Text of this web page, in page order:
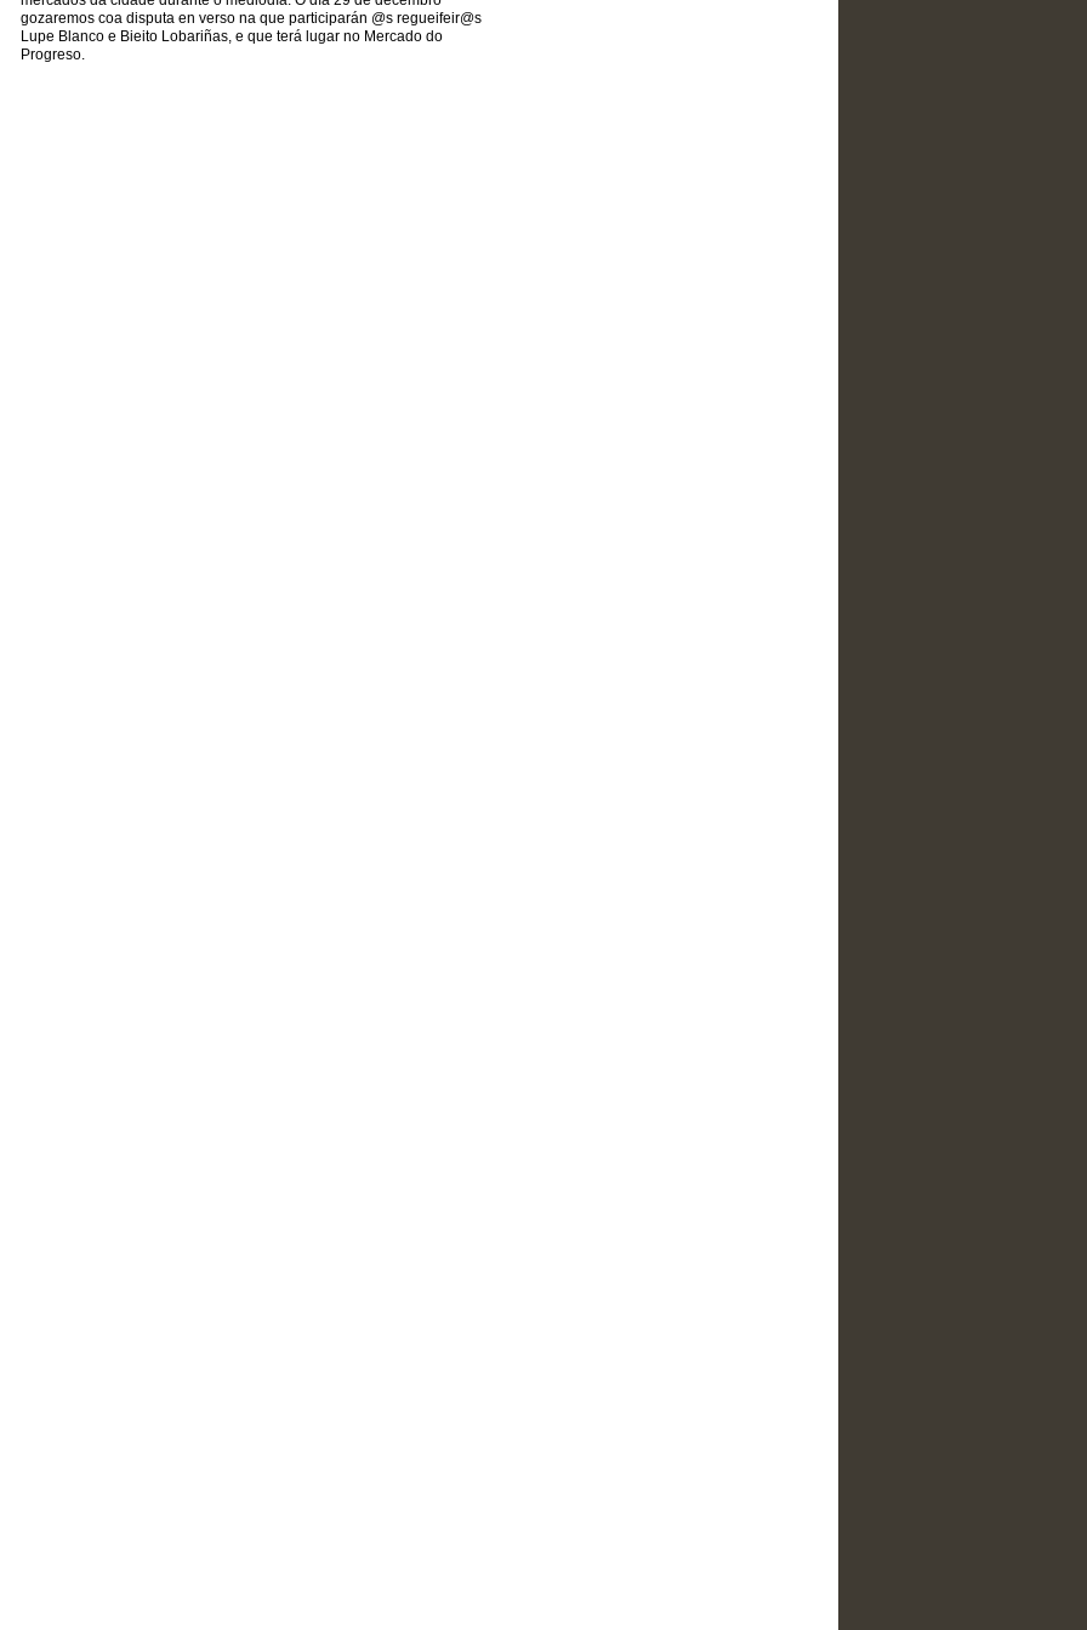
gozaremos coa disputa en verso na que participarán @s regueifeir@s
Lupe Blanco e Bieito Lobariñas, e que terá lugar no Mercado do
Progreso.